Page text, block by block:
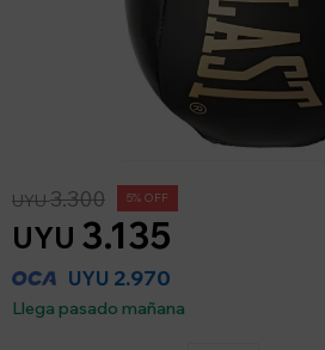
UYU 3.135
UYU3.300 5
UYU 2.970
Llega pasado mañana